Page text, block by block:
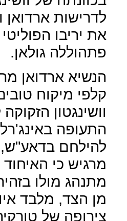
לדרישות ארדואן
את יריבו
פתהוללה גולאן.
הנשיא ארדואן
קלפי מיקוח
וושינגטון
התעופה
להילחם בדאע"ש,
מרגיש כי האיחוד
מתנהג מולו
מן הצד, מלבד
צירופה של